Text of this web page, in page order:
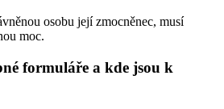
osobu její zmocněnec, musí
moc.
formuláře a kde jsou k